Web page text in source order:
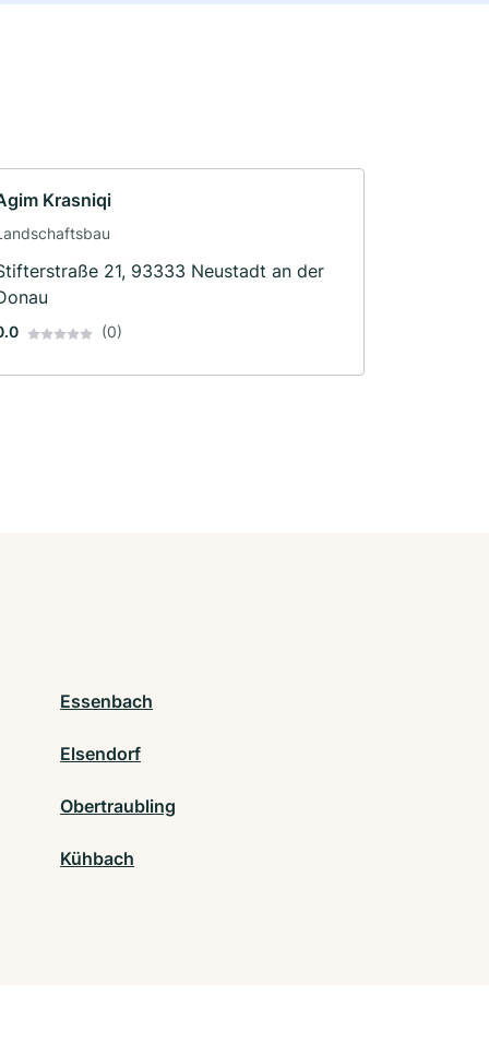
Krasniqi
21, 93333 Neustadt an der
(0)
Essenbach
Elsendorf
Obertraubling
Kühbach